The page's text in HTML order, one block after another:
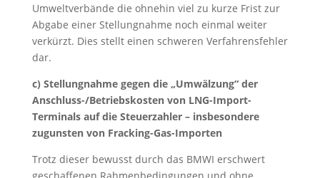
Umweltverbände die ohnehin viel zu kurze Frist zur
Abgabe einer Stellungnahme noch einmal weiter
verkürzt. Dies stellt einen schweren Verfahrensfehler
dar.
c) Stellungnahme gegen die „Umwälzung“ der
Anschluss-/Betriebskosten von LNG-Import-
Terminals auf die Steuerzahler – insbesondere
zugunsten von Fracking-Gas-Importen
Trotz dieser bewusst durch das BMWI erschwert